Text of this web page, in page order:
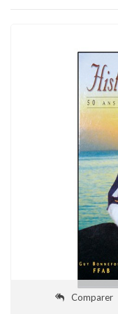
Comparer